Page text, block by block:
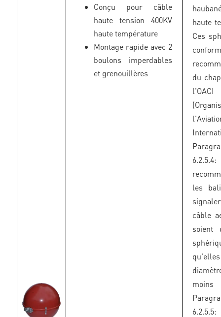
Conçu pour câble
haute tension 400KV
haute température
Montage rapide avec 2
boulons imperdables
et grenouillères
haute
Ces
du
l'OACI
les
câble
soient